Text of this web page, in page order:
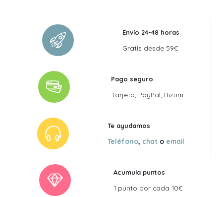
Envío 24-48 horas
Gratis desde 59€
Pago seguro
Tarjeta, PayPal, Bizum
Te ayudamos
Teléfono, chat o email
Acumula puntos
1 punto por cada 10€